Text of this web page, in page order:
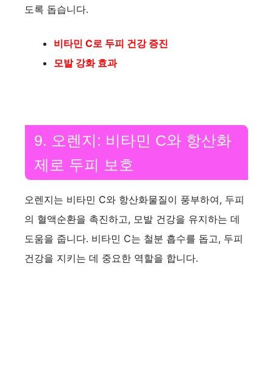
도록 돕습니다.
비타민 C로 두피 건강 증진
모발 강화 효과
9. 오렌지: 비타민 C와 항산화
제로 두피 보호
오렌지는 비타민 C와 항산화물질이 풍부하여, 두피
의 혈액순환을 촉진하고, 모발 건강을 유지하는 데
도움을 줍니다. 비타민 C는 철분 흡수를 돕고, 두피
건강을 지키는 데 중요한 역할을 합니다.